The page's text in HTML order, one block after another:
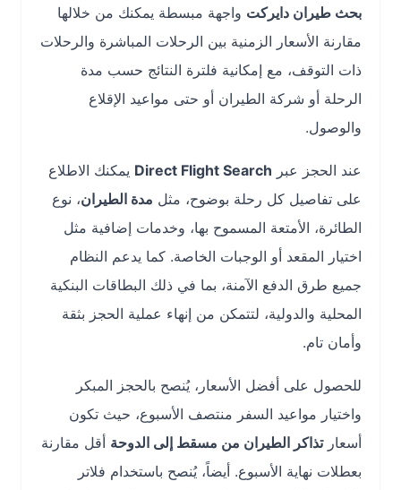
بحث طيران دايركتواجهة مبسطة يمكنك من خلالها
مقارنة الأسعار الزمنية بين الرحلات المباشرة والرحلات
ذات التوقف، مع إمكانية فلترة النتائج حسب مدة
الرحلة أو شركة الطيران أو حتى مواعيد الإقلاع
والوصول.
عند الحجز عبرDirect Flight Searchيمكنك الاطلاع
على تفاصيل كل رحلة بوضوح، مثلمدة الطيران، نوع
الطائرة، الأمتعة المسموح بها، وخدمات إضافية مثل
اختيار المقعد أو الوجبات الخاصة. كما يدعم النظام
جميع طرق الدفع الآمنة، بما في ذلك البطاقات البنكية
المحلية والدولية، لتتمكن من إنهاء عملية الحجز بثقة
وأمان تام.
للحصول على أفضل الأسعار، يُنصح بالحجز المبكر
واختيار مواعيد السفر منتصف الأسبوع، حيث تكون
أسعارتذاكر الطيران من مسقط إلى الدوحةأقل مقارنة
بعطلات نهاية الأسبوع. أيضاً، يُنصح باستخدام فلاتر